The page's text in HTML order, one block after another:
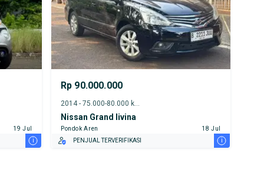
19 Jul
i
Rp 90.000.000
2014 - 75.000-80.000 km
Nissan Grand livina
Pondok Aren
18 Jul
PENJUAL TERVERIFIKASI
i